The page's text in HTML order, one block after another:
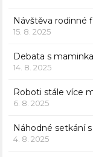
Návštěva rodinné
15. 8. 2025
Debata s
14. 8. 2025
Roboti stále více
6. 8. 2025
Náhodné setkání
4. 8. 2025